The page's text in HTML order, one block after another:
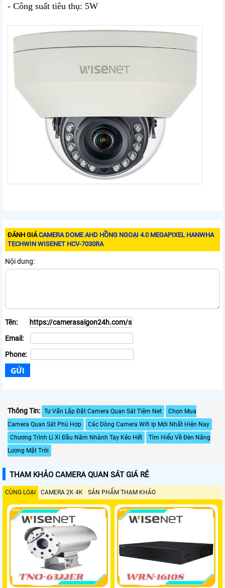
- Công suất tiêu thụ: 5W
ĐÁNH GIÁCAMERA DOME AHD HỒNG NGOẠI 4.0 MEGAPIXEL HANWHA
TECHWIN WISENET HCV-7030RA
Nội dung:
Tên:
Email:
Phone:
Thông Tin: Tư Vấn Lắp Đặt Camera Quan Sát Tiệm Net
Chọn Mua
Camera Quan Sát Phù Hợp
Các Dòng Camera Wifi Ip Mới Nhất Hiện Nay
Chương Trình Lì Xì Đầu Năm Nhành Tay Kẻo Hết
Tìm Hiểu Về Đèn Năng
Lượng Mặt Trời
THAM KHẢO CAMERA QUAN SÁT GIÁ RẺ
CÙNG LOẠI CAMERA 2K 4K SẢN PHẨM THAM KHẢO